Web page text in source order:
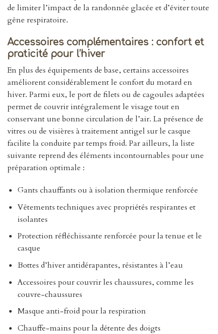
de limiter l’impact de la randonnée glacée et d’éviter toute
gêne respiratoire.
Accessoires complémentaires : confort et
praticité pour l’hiver
En plus des équipements de base, certains accessoires
améliorent considérablement le confort du motard en
hiver. Parmi eux, le port de filets ou de cagoules adaptées
permet de couvrir intégralement le visage tout en
conservant une bonne circulation de l’air. La présence de
vitres ou de visières à traitement antigel sur le casque
facilite la conduite par temps froid. Par ailleurs, la liste
suivante reprend des éléments incontournables pour une
préparation optimale :
Gants chauffants ou à isolation thermique renforcée
Vêtements techniques avec propriétés respirantes et
isolantes
Protection réfléchissante renforcée pour la tenue et le
casque
Bottes d’hiver antidérapantes, résistantes à l’eau
Accessoires pour couvrir les chaussures, comme les
couvre-chaussures
Masque anti-froid pour la respiration
Chauffe-mains pour la détente des doigts